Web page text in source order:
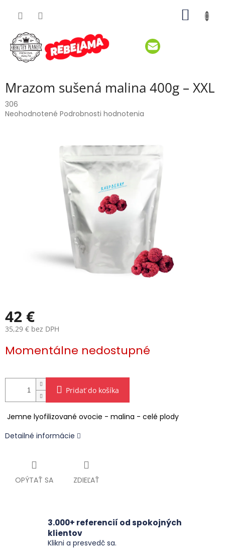
Mrazom sušená malina 400g – XXL
306
Priemerné
Neohodnotené Podrobnosti hodnotenia
42 €
35,29 € bez DPH
cena:
Momentálne nedostupné
Pridať do košíka
Jemne lyofilizované ovocie - malina - celé plody
Detailné informácie
OPÝTAŤ SA ZDIEĽAŤ
3.000+ referencií od spokojných
klientov
Klikni a presvedč sa.